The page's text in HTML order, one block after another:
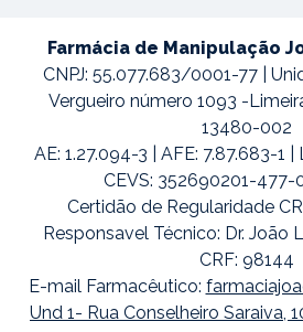
Farmácia de Manipulação
CNPJ: 55.077.683/0001-77 |
Vergueiro número 1093 -
13480-002
AE: 1.27.094-3 | AFE: 7.87.683-1
CEVS: 352690201-477-
Certidão de Regularidade
Responsavel Técnico: Dr. João
CRF: 98144
E-mail Farmacêutico:
Und 1- Rua Conselheiro Saraiva,